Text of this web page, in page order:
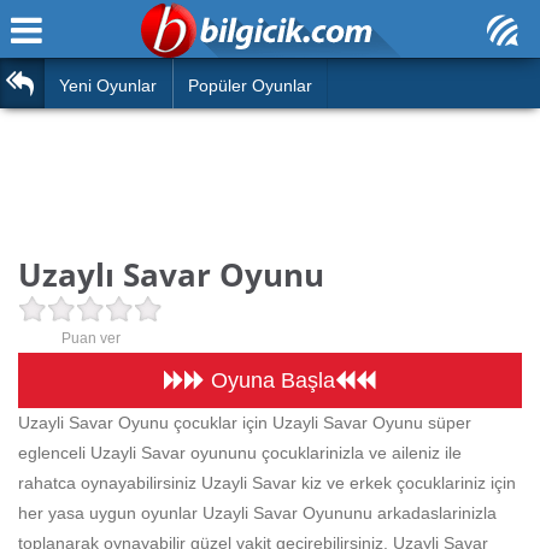
Araba
Futbol
Çocuk
Silah
Basketbol
Motor
Ana Sayfa
Hızlı Okuma Testi
Hesaplamalar
Oyun
Eğitim Haberleri
Yeni Oyunlar Popüler Oyunlar
Uzaylı Savar Oyunu
Puan ver
Oyuna Başla
Uzayli Savar Oyunu çocuklar için Uzayli Savar Oyunu süper
eglenceli Uzayli Savar oyununu çocuklarinizla ve aileniz ile
rahatca oynayabilirsiniz Uzayli Savar kiz ve erkek çocuklariniz için
her yasa uygun oyunlar Uzayli Savar Oyununu arkadaslarinizla
toplanarak oynayabilir güzel vakit geçirebilirsiniz. Uzayli Savar